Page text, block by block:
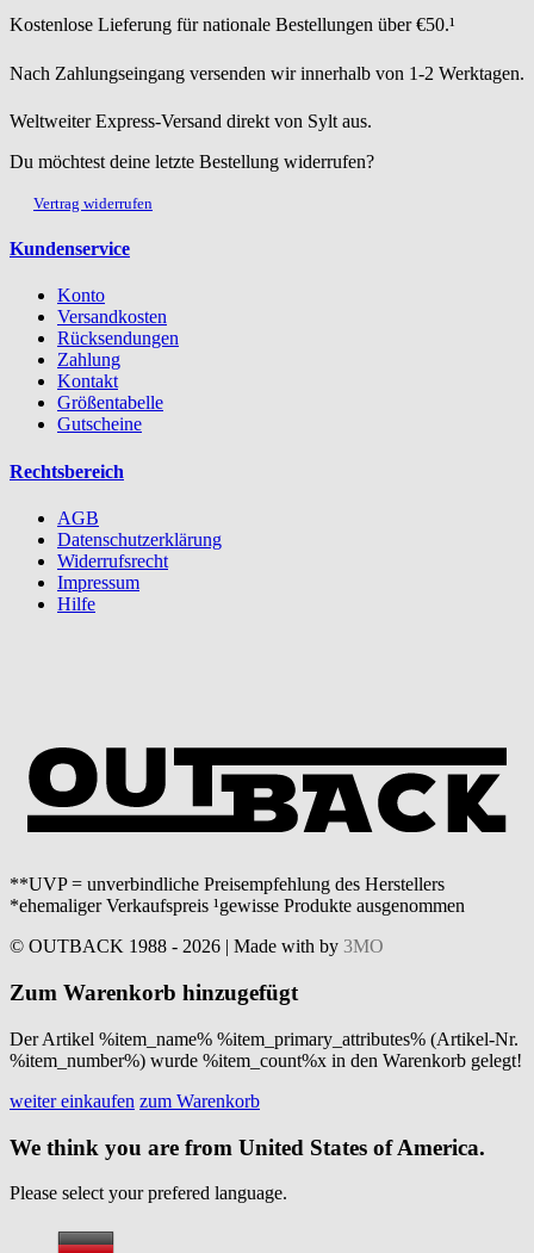
Kostenlose Lieferung für nationale Bestellungen über €50.¹
Nach Zahlungseingang versenden wir innerhalb von 1-2 Werktagen.
Weltweiter Express-Versand direkt von Sylt aus.
Du möchtest deine letzte Bestellung widerrufen?
Vertrag widerrufen
Kundenservice
Konto
Versandkosten
Rücksendungen
Zahlung
Kontakt
Größentabelle
Gutscheine
Rechtsbereich
AGB
Datenschutzerklärung
Widerrufsrecht
Impressum
Hilfe
**UVP = unverbindliche Preisempfehlung des Herstellers
*ehemaliger Verkaufspreis ¹gewisse Produkte ausgenommen
© OUTBACK 1988 - 2026 | Made with by 3MO
Zum Warenkorb hinzugefügt
Der Artikel %item_name% %item_primary_attributes% (Artikel-Nr.
%item_number%) wurde %item_count%x in den Warenkorb gelegt!
weiter einkaufen zum Warenkorb
We think you are from United States of America.
Please select your prefered language.